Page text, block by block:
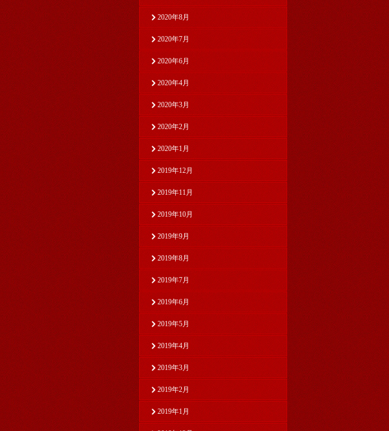
2020年8月
2020年7月
2020年6月
2020年4月
2020年3月
2020年2月
2020年1月
2019年12月
2019年11月
2019年10月
2019年9月
2019年8月
2019年7月
2019年6月
2019年5月
2019年4月
2019年3月
2019年2月
2019年1月